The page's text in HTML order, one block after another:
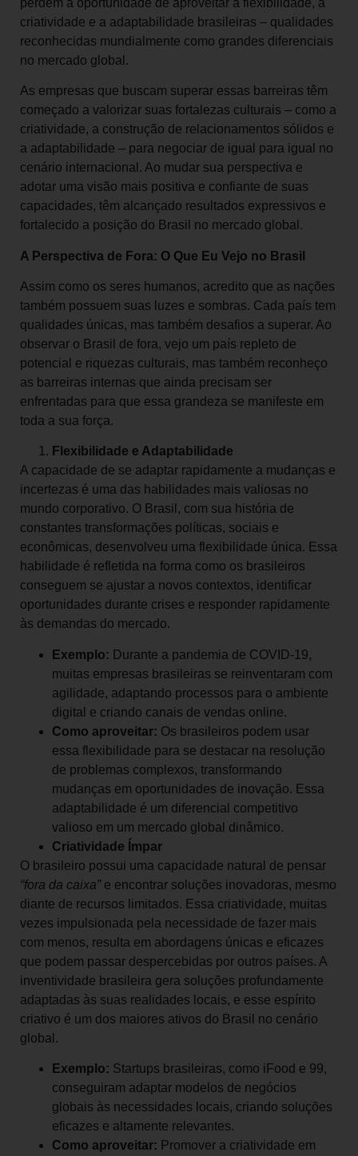
criatividade e a adaptabilidade brasileiras – qualidades
reconhecidas mundialmente como grandes diferenciais
no mercado global.
As empresas que buscam superar essas barreiras têm
começado a valorizar suas fortalezas culturais – como a
criatividade, a construção de relacionamentos sólidos e
a adaptabilidade – para negociar de igual para igual no
cenário internacional. Ao mudar sua perspectiva e
adotar uma visão mais positiva e confiante de suas
capacidades, têm alcançado resultados expressivos e
fortalecido a posição do Brasil no mercado global.
A Perspectiva de Fora: O Que Eu Vejo no Brasil
Assim como os seres humanos, acredito que as nações
também possuem suas luzes e sombras. Cada país tem
qualidades únicas, mas também desafios a superar. Ao
observar o Brasil de fora, vejo um país repleto de
potencial e riquezas culturais, mas também reconheço
as barreiras internas que ainda precisam ser
enfrentadas para que essa grandeza se manifeste em
toda a sua força.
Flexibilidade e Adaptabilidade
A capacidade de se adaptar rapidamente a mudanças e
incertezas é uma das habilidades mais valiosas no
mundo corporativo. O Brasil, com sua história de
constantes transformações políticas, sociais e
econômicas, desenvolveu uma flexibilidade única. Essa
habilidade é refletida na forma como os brasileiros
conseguem se ajustar a novos contextos, identificar
oportunidades durante crises e responder rapidamente
às demandas do mercado.
Exemplo: Durante a pandemia de COVID-19,
muitas empresas brasileiras se reinventaram com
agilidade, adaptando processos para o ambiente
digital e criando canais de vendas online.
Como aproveitar: Os brasileiros podem usar
essa flexibilidade para se destacar na resolução
de problemas complexos, transformando
mudanças em oportunidades de inovação. Essa
adaptabilidade é um diferencial competitivo
valioso em um mercado global dinâmico.
Criatividade Ímpar
O brasileiro possui uma capacidade natural de pensar
“fora da caixa”e encontrar soluções inovadoras, mesmo
diante de recursos limitados. Essa criatividade, muitas
vezes impulsionada pela necessidade de fazer mais
com menos, resulta em abordagens únicas e eficazes
que podem passar despercebidas por outros países. A
inventividade brasileira gera soluções profundamente
adaptadas às suas realidades locais, e esse espírito
criativo é um dos maiores ativos do Brasil no cenário
global.
Exemplo: Startups brasileiras, como iFood e 99,
conseguiram adaptar modelos de negócios
globais às necessidades locais, criando soluções
eficazes e altamente relevantes.
Como aproveitar: Promover a criatividade em